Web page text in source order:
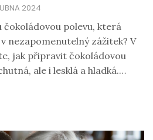
2024
čokoládovou polevu, která
nezapomenutelný zážitek? V
jak připravit čokoládovou
ale i lesklá a hladká.
a skvělými tipy pro dokonalý